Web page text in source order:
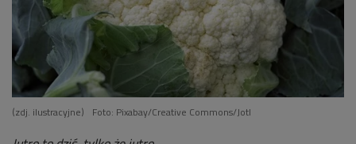
(zdj. ilustracyjne) Foto: Pixabay/Creative Commons/Jotl